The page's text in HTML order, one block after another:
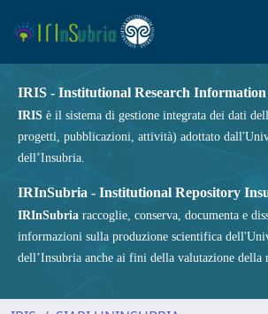
IRIS - Institutional Research Information
IRIS è il sistema di gestione integrata dei dati
progetti, pubblicazioni, attività) adottato
dell’Insubria.
IRInSubria - Institutional Repository
IRInSubria raccoglie, conserva, documenta e
informazioni sulla produzione scientifica
dell’Insubria anche ai fini della valutazione della